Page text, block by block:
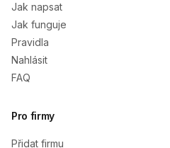
Jak napsat
Jak funguje
Pravidla
Nahlásit
FAQ
Pro firmy
Přidat firmu